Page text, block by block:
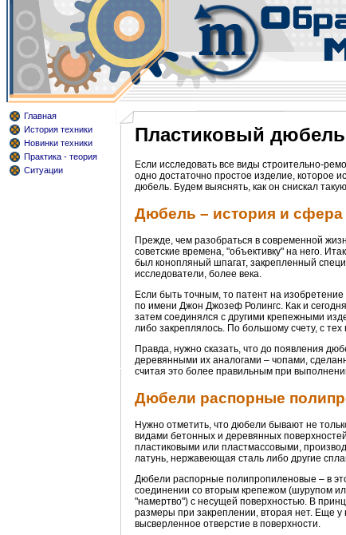
Главная
История техники
Новинки техники
Практика - теория
Ситуации
Пластиковый
Если исследовать все виды строительно-
одно достаточно простое изделие, которое
дюбель. Будем выяснять, как он снискал
Дюбель – история и сфера
Прежде, чем разобраться в современной
советские времена, "объективку" на него.
был конопляный шпагат, закрепленный
исследователи, более века.
Если быть точным, то патент на
по имени Джон Джозеф Ролингс. Как и
затем соединялся с другими крепежными
либо закреплялось. По большому счету, с
Правда, нужно сказать, что до появления
деревянными их аналогами – чопами,
считая это более правильным при
Дюбели распорные
Нужно отметить, что дюбели бывают не
видами бетонных и деревянных
пластиковыми или пластмассовыми,
латунь, нержавеющая сталь либо другие
Дюбели распорные полипропиленовые – в
соединении со вторым крепежом (шурупом
"намертво") с несущей поверхностью. В
размеры при закреплении, вторая нет. Еще
высверленное отверстие в поверхности.